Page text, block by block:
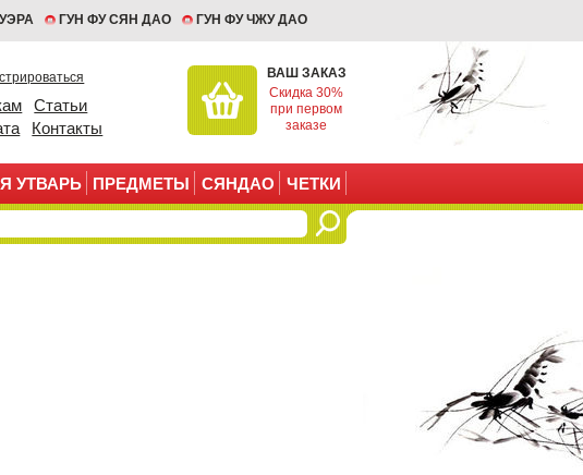
ГУН ФУ СЯН ДАО ГУН ФУ ЧЖУ ДАО
Статьи
Контакты
ВАШ ЗАКАЗ
Скидка 30%
при первом
заказе
УТВАРЬ ПРЕДМЕТЫ СЯНДАО ЧЕТКИ